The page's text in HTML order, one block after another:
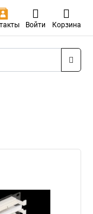
Войти Корзина